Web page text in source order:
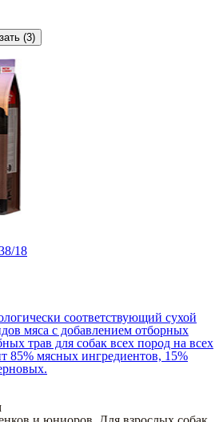
(3)
18
соответствующий сухой
мяса с добавлением отборных
трав для собак всех пород на всех
85% мясных ингредиентов, 15%